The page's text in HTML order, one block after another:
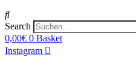
Search
0,00€ 0 Basket
Instagram